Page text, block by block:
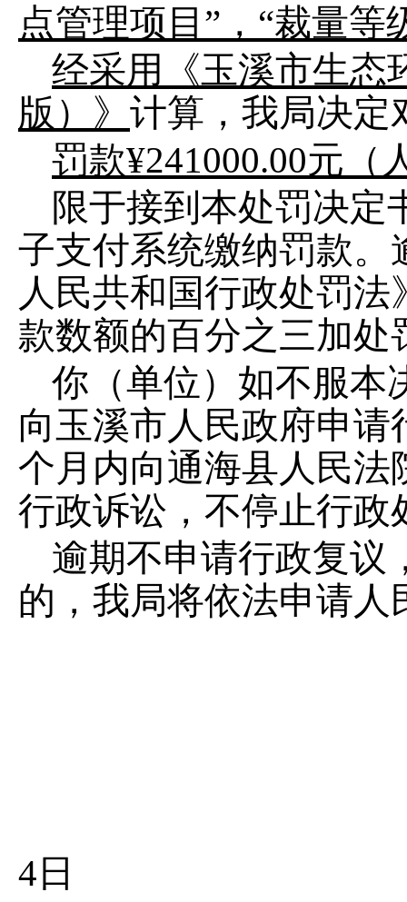
点管理项目”，“裁量等
经采用《玉溪市生态
版）》 计算，我局决定
罚款¥241000.00元（
限于接到本处罚决定
子支付系统缴纳罚款
人民共和国行政处罚
款数额的百分之三加处
你（单位）如不服本
向玉溪市人民政府申请
个月内向通海县人民法
行政诉讼，不停止行政
逾期不申请行政复议
的，我局将依法申请人
4 日